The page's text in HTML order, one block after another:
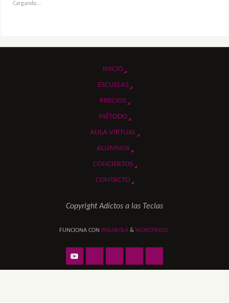
Cargando...
INICIO
ESCUELAS
PRECIOS
MÉTODO
AULA VIRTUAL
ALUMNOS
CONCIERTOS
CONTACTO
Copyright Adictos a las Teclas
FUNCIONA CON PARABOLA & WORDPRESS.